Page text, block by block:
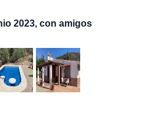
2023, con amigos